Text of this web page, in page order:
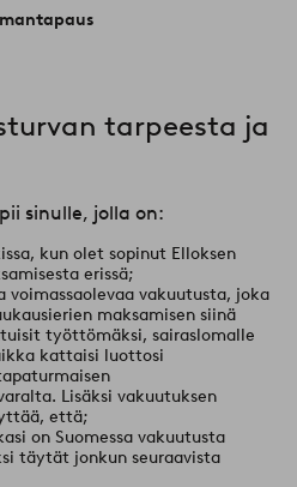
tarpeesta ja
sinulle, jolla on:
kun olet sopinut Elloksen
erissä;
voimassaolevaa vakuutusta, joka
maksamisen siinä
työttömäksi, sairaslomalle
kattaisi luottosi
Lisäksi vakuutuksen
että;
on Suomessa vakuutusta
täytät jonkun seuraavista